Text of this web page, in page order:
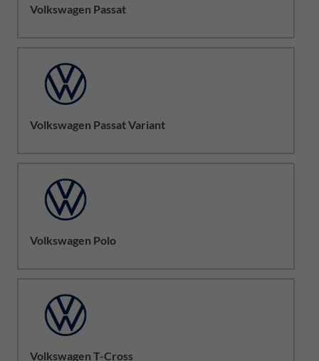
Volkswagen Passat
Volkswagen Passat Variant
Volkswagen Polo
Volkswagen T-Cross